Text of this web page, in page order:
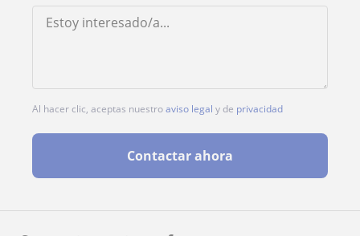
Al hacer clic, aceptas nuestroaviso legal y de privacidad
Contactar ahora